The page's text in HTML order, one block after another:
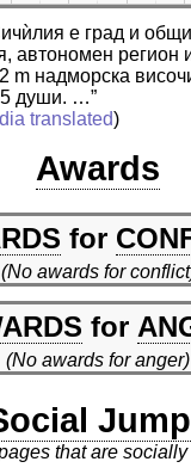
е град и
автономен регион
m надморска
души. …”
translated)
Awards
for
(No awards for
for
(No awards for anger)
that are